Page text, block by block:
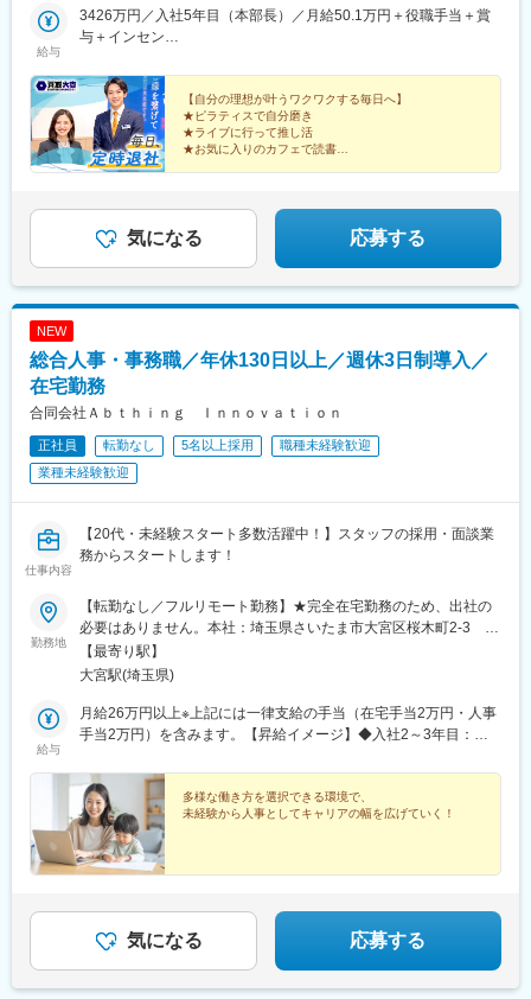
駅、内幸町駅、東新宿駅、新宿西口駅、下落合駅、御徒町駅、曳
舟駅、東京国際クルーズターミナル駅、東京ビッグサイト駅、不
駅、府中本町駅、立川南駅、日本大通り駅、関内駅、八丁畷駅、
武蔵溝ノ口駅、柳小路駅、お台場海浜公園駅
城県・山形県・福島県◆関東東京都・神奈川県・千葉県・埼玉
県・茨城県・栃木県・群馬県◆中部山梨県・新潟県・富山県・石
滋賀県・京都府・大阪府・兵庫県・和歌山県・奈良県◆中国・四
国鳥取県・島根県・岡山県・広島県・山口県・香川県・愛媛県・
高知県・徳島県◆九州・沖縄福岡県・佐賀県・長崎県・熊本県・
大分県・宮崎県・鹿児島県・沖縄県☆最近では全国の「イオン」
「ららぽーと」「イトーヨーカドー」「ダイナシティ」など大型
に、気軽に当店に立ち寄る方が増加中。さらなる企業拡大を目指
しています。
条駅、環状通東駅、高砂駅(北海道)、発寒南駅、本八戸駅、一ノ関
駅、前沢駅、秋田駅、鏡石駅、いわき駅、郡山富田駅、荒川沖
駅、南越谷駅、上尾駅、加茂宮駅、和光市駅、入曽駅、高坂駅、
朝霞駅、中浦和駅、武蔵浦和駅、鶴瀬駅、東鷲宮駅、新座駅、川
口駅、松戸駅、北柏駅、柏駅、新浦安駅、市川駅、京成船橋駅、
海浜幕張駅、稲毛駅、四街道駅、おゆみ野駅、五井駅、新船橋
駅、馬込沢駅、松岸駅、平井駅(東京都)、葛西駅、秋川駅、豊田
府中駅(東京都)、聖蹟桜ケ丘駅、上野御徒町駅、豊洲駅、二子玉川
駅、三軒茶屋駅、田園調布駅、町田駅、すずかけ台駅、溝の口
駅、川崎駅、相模大野駅、中山駅(神奈川県)、二俣川駅、十日市場
知県)、町方駅、荒子川公園駅、小牧駅、稲沢駅、新守山駅、荒子
駅、鶴舞駅、観音寺駅(愛知県)、平田町駅、桔梗が丘駅、南が丘
駅、堅田駅、野洲駅、瀬田駅(滋賀県)、堺東駅、大正駅(大阪府)、
川西駅(大阪府)、河内長野駅、深江橋駅、日根野駅、堺駅、万博記
念公園駅、富木駅、池田駅(大阪府)、南ウッディタウン駅、三田駅
(兵庫県)、大久保駅(兵庫県)、多田駅(兵庫県)、元町駅(兵庫県)、鼓
滝駅、加古川駅、郡山駅(奈良県)、天理駅、志都美駅、倉敷市駅、
山下駅、南岩国駅、周防花岡駅、柳井駅、今治駅、御井駅、平和
通駅、下曽根駅、大野城駅、二島駅、折尾駅、西鉄福岡駅、博多
県)、橋本駅(福岡県)、唐人町駅、天神駅、鳥栖駅、道ノ尾駅、長
崎駅(長崎県)、神泉駅、新宿駅(東京メトロ)、東銀座駅、奥沢駅、
長堀橋駅、本川越駅、新越谷駅、市川真間駅、船橋駅、京成稲毛
駅、東海神駅、京王八王子駅、つつじケ丘駅、府中競馬正門前
駅、御徒町駅、新豊洲駅、西太子堂駅、武蔵溝ノ口駅、京急川崎
駅、石上駅、江端駅、加納駅(岐阜県)、各務ケ原駅、津島駅、ドー
ム前駅、大小路駅、公園東口駅、三田本町駅、旧居留地・大丸前
駅、城下駅(岡山県)、宇品四丁目駅、段原一丁目駅、祇園駅(福岡
本町駅、上野広小路駅、越前花堂駅、茶所駅、ドーム前千代崎
駅、花田口駅、県庁前駅(兵庫県)、郵便局前駅、宇品二丁目駅、比
治山橋駅、旦過駅、天神南駅、五島町駅
給与
3426万円／入社5年目（本部長）／月給50.1万円＋役職手当＋賞
与＋インセン
与＋インセン
【自分の理想が叶うワクワクする毎日へ】
★ピラティスで自分磨き
★ライブに行って推し活
★お気に入りのカフェで読書
気になる 応募する
NEW
総合人事・事務職／年休130日以上／週休3日制導入／
在宅勤務
合同会社Ａｂｔｈｉｎｇ Ｉｎｎｏｖａｔｉｏｎ
正社員 転勤なし 5名以上採用
職種未経験歓迎
業種未経験歓迎
仕事内容
【20代・未経験スタート多数活躍中！】スタッフの採用・面談業
務からスタートします！
勤務地
【転勤なし／フルリモート勤務】★完全在宅勤務のため、出社の
必要はありません。本社：埼玉県さいたま市大宮区桜木町2-3 大
宮マルイ7Ｆ
【最寄り駅】
大宮駅(埼玉県)
給与
月給26万円以上※上記には一律支給の手当（在宅手当2万円・人事
手当2万円）を含みます。【昇給イメージ】◆入社2～3年目：月
万円（一律手当・役職手当含む）+賞与年2回※上記はあくまでイ
メージです。能力・経験に応じて変動する可能性があります。＜
試用期間中の待遇について＞・雇用形態：契約社員・給与：時給
1150円～1250円・勤務時間：10:00～19:00または11:00～20:00
多様な働き方を選択できる環境で、
未経験から人事としてキャリアの幅を広げていく！
気になる 応募する